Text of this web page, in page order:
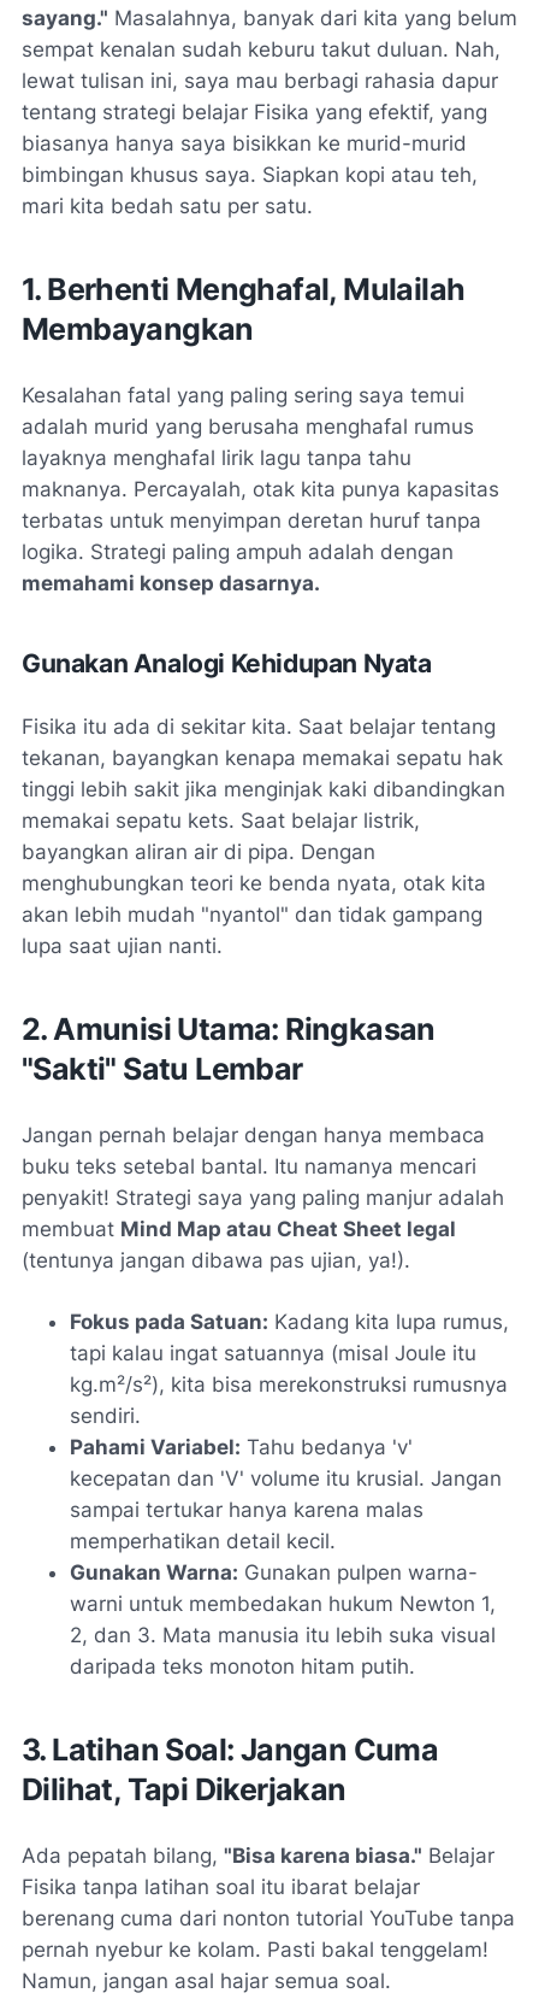
sayang." Masalahnya, banyak dari kita yang belum
sempat kenalan sudah keburu takut duluan. Nah,
lewat tulisan ini, saya mau berbagi rahasia dapur
tentang strategi belajar Fisika yang efektif, yang
biasanya hanya saya bisikkan ke murid-murid
bimbingan khusus saya. Siapkan kopi atau teh,
mari kita bedah satu per satu.
1. Berhenti Menghafal, Mulailah
Membayangkan
Kesalahan fatal yang paling sering saya temui
adalah murid yang berusaha menghafal rumus
layaknya menghafal lirik lagu tanpa tahu
maknanya. Percayalah, otak kita punya kapasitas
terbatas untuk menyimpan deretan huruf tanpa
logika. Strategi paling ampuh adalah dengan
memahami konsep dasarnya.
Gunakan Analogi Kehidupan Nyata
Fisika itu ada di sekitar kita. Saat belajar tentang
tekanan, bayangkan kenapa memakai sepatu hak
tinggi lebih sakit jika menginjak kaki dibandingkan
memakai sepatu kets. Saat belajar listrik,
bayangkan aliran air di pipa. Dengan
menghubungkan teori ke benda nyata, otak kita
akan lebih mudah "nyantol" dan tidak gampang
lupa saat ujian nanti.
2. Amunisi Utama: Ringkasan
"Sakti" Satu Lembar
Jangan pernah belajar dengan hanya membaca
buku teks setebal bantal. Itu namanya mencari
penyakit! Strategi saya yang paling manjur adalah
membuat Mind Map atau Cheat Sheet legal
(tentunya jangan dibawa pas ujian, ya!).
Fokus pada Satuan: Kadang kita lupa rumus,
tapi kalau ingat satuannya (misal Joule itu
kg.m²/s²), kita bisa merekonstruksi rumusnya
sendiri.
Pahami Variabel: Tahu bedanya 'v'
kecepatan dan 'V' volume itu krusial. Jangan
sampai tertukar hanya karena malas
memperhatikan detail kecil.
Gunakan Warna: Gunakan pulpen warna-
warni untuk membedakan hukum Newton 1,
2, dan 3. Mata manusia itu lebih suka visual
daripada teks monoton hitam putih.
3. Latihan Soal: Jangan Cuma
Dilihat, Tapi Dikerjakan
Ada pepatah bilang, "Bisa karena biasa." Belajar
Fisika tanpa latihan soal itu ibarat belajar
berenang cuma dari nonton tutorial YouTube tanpa
pernah nyebur ke kolam. Pasti bakal tenggelam!
Namun, jangan asal hajar semua soal.